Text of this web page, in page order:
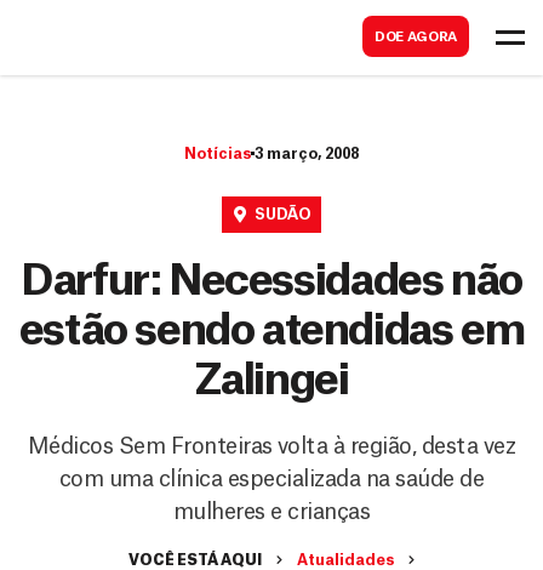
DOE AGORA
Notícias 3 março, 2008
SUDÃO
Darfur: Necessidades não
estão sendo atendidas em
Zalingei
Médicos Sem Fronteiras volta à região, desta vez
com uma clínica especializada na saúde de
mulheres e crianças
VOCÊ ESTÁ AQUI
Atualidades
a
r